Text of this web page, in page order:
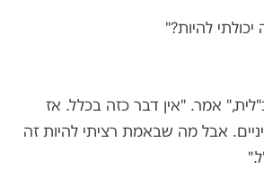
להיות?"
אמר. "אין דבר כזה בכלל. אז
אבל מה שבאמת רציתי להיות זה